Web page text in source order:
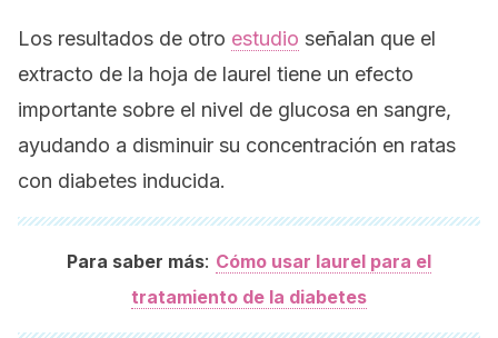
Los resultados de otro estudio señalan que el
extracto de la hoja de laurel tiene un efecto
importante sobre el nivel de glucosa en sangre,
ayudando a disminuir su concentración en ratas
con diabetes inducida.
Para saber más: Cómo usar laurel para el
tratamiento de la diabetes